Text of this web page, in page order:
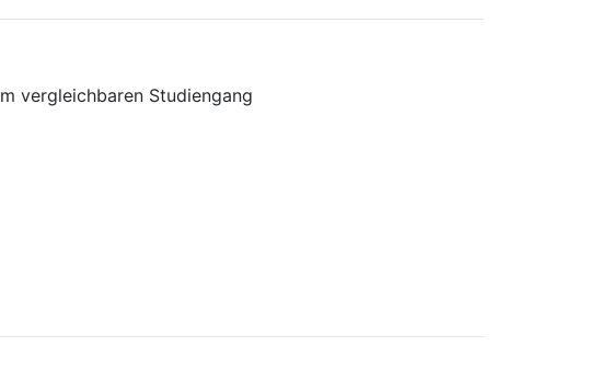
vergleichbaren Studiengang